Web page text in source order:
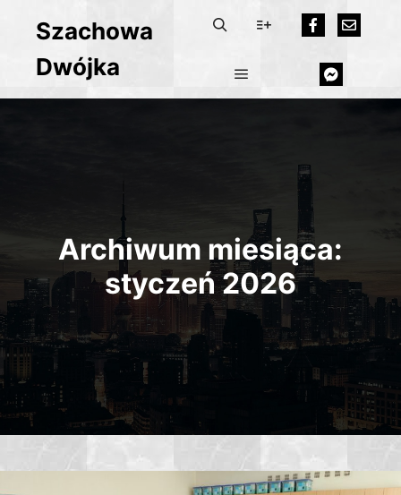
Szachowa
Dwójka
Archiwum miesiąca:
styczeń 2026